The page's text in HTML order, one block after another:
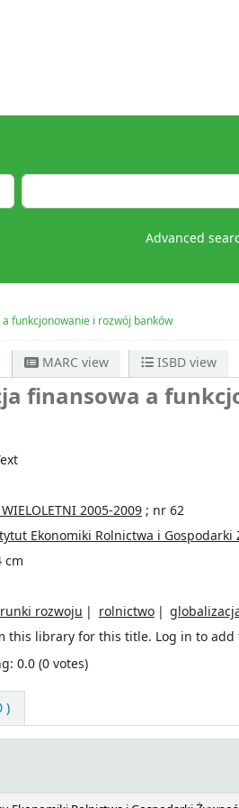
Advanced
funkcjonowanie i rozwój banków
MARC view ISBD view
finansowa a
2005-2009; nr 62
Ekonomiki Rolnictwa i Gospodarki
cm
rozwoju rolnictwo
this library for this title. Log in to add
0.0 (0 votes)
)